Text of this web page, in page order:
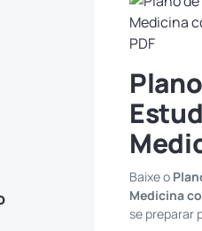
Baixe o
Medicina
se preparar